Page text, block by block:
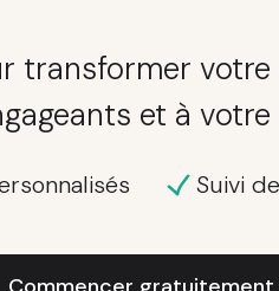
transformer votre
et à votre
Suivi